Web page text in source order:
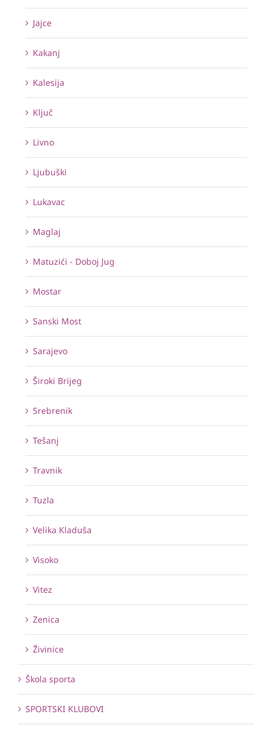
Jajce
Kakanj
Kalesija
Ključ
Livno
Ljubuški
Lukavac
Maglaj
Matuzići - Doboj Jug
Mostar
Sanski Most
Sarajevo
Široki Brijeg
Srebrenik
Tešanj
Travnik
Tuzla
Velika Kladuša
Visoko
Vitez
Zenica
Živinice
Škola sporta
SPORTSKI KLUBOVI